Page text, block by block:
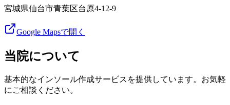
宮城県仙台市青葉区台原4-12-9
Google Mapsで開く
当院について
基本的なインソール作成サービスを提供しています。お気軽
にご相談ください。